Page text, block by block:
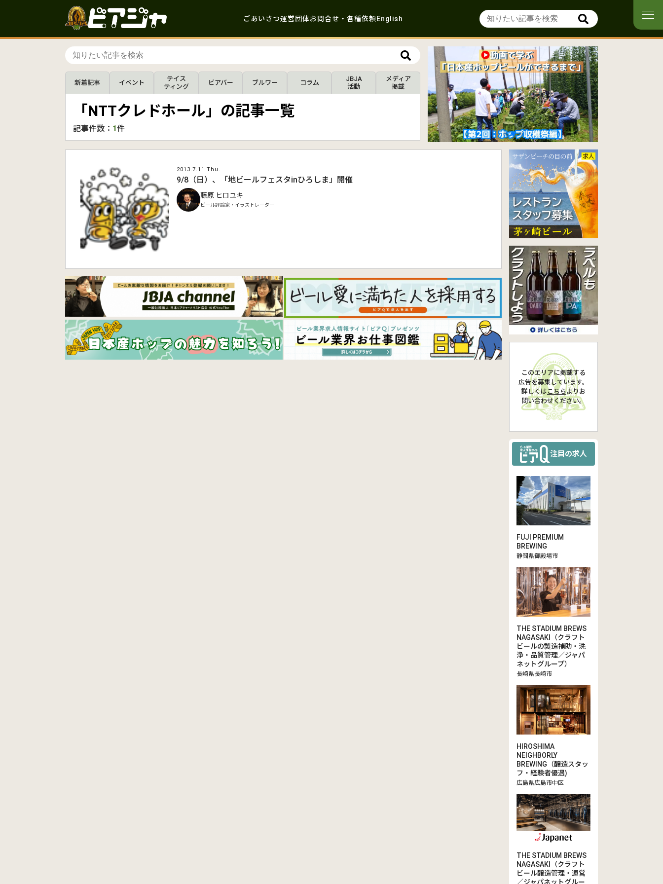
ごあいさつ運営団体お問合せ・各種依頼English
新着記事 イベント
テイス
ティング
ビアバー ブルワー コラム
JBJA
活動
メディア
掲載
「NTTクレドホール」の記事一覧
記事件数： 1件
2013.7.11 Thu.
9/8（日）、「地ビールフェスタinひろしま」開催
藤原 ヒロユキ
ビール評論家・イラストレーター
このエリアに掲載する
広告を募集しています。
詳しくは こちらより お
問い合わせください。
注目の求人
FUJI PREMIUM
BREWING
静岡県御殿場市
THE STADIUM BREWS
NAGASAKI（クラフト
ビールの製造補助・洗
浄・品質管理／ジャパ
ネットグループ）
長崎県長崎市
HIROSHIMA
NEIGHBORLY
BREWING（醸造スタッ
フ・経験者優遇)
広島県広島市中区
THE STADIUM BREWS
NAGASAKI（クラフト
ビール醸造管理・運営
／ジャパネットグルー